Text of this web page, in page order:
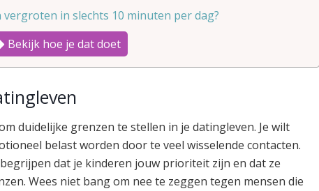
vergroten in slechts 10 minuten per dag?
Bekijk hoe je dat doet
duidelijke grenzen te stellen in je datingleven. Je wilt
belast worden door te veel wisselende contacten.
dat je kinderen jouw prioriteit zijn en dat ze
Wees niet bang om nee te zeggen tegen mensen die